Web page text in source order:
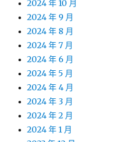
2024 年 10 月
2024 年 9 月
2024 年 8 月
2024 年 7 月
2024 年 6 月
2024 年 5 月
2024 年 4 月
2024 年 3 月
2024 年 2 月
2024 年 1 月